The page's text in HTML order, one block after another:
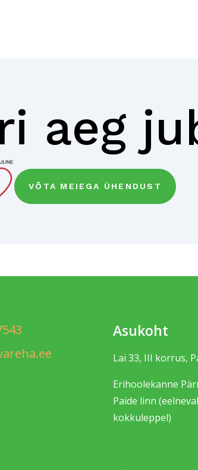
aeg
VÕTA MEIEGA ÜHENDUST
Asukoht
Lai 33, III korrus,
Erihoolekanne
Paide linn (eelneval
kokkuleppel)